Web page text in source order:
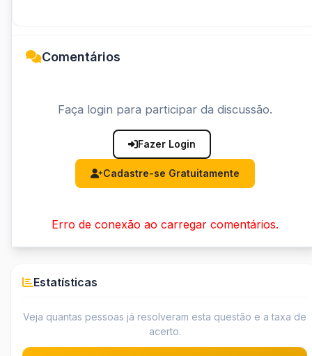
Comentários
Faça login para participar da discussão.
Fazer Login
Cadastre-se Gratuitamente
Erro de conexão ao carregar comentários.
Estatísticas
Veja quantas pessoas já resolveram esta questão e a taxa de
acerto.